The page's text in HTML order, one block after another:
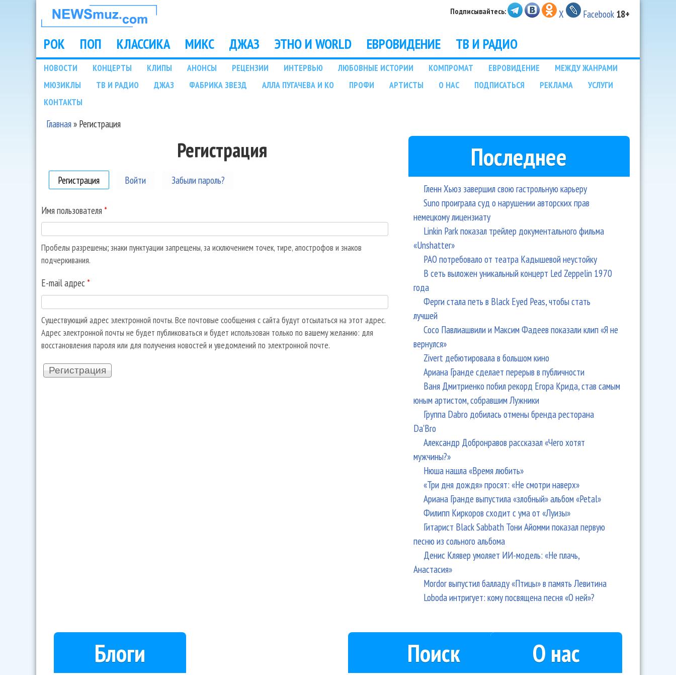
НОВОСТИ
МУЗЫКИ И
ШОУ БИЗНЕСА
NEWSMUZ.COM
Подписывайтесь: X Facebook 18+
Main menu
РОК ПОП КЛАССИКА МИКС ДЖАЗ ЭТНО И WORLD ЕВРОВИДЕНИЕ ТВ И РАДИО
Подразделы
НОВОСТИ КОНЦЕРТЫ КЛИПЫ АНОНСЫ РЕЦЕНЗИИ ИНТЕРВЬЮ ЛЮБОВНЫЕ ИСТОРИИ КОМПРОМАТ ЕВРОВИДЕНИЕ
МЕЖДУ ЖАНРАМИ
МЮЗИКЛЫ
ТВ И РАДИО ДЖАЗ ФАБРИКА ЗВЕЗД АЛЛА ПУГАЧЕВА И КО ПРОФИ АРТИСТЫ О НАС ПОДПИСАТЬСЯ РЕКЛАМА
УСЛУГИ
КОНТАКТЫ
Главная» Регистрация
Регистрация
Регистрация (активная вкладка)
Войти Забыли пароль?
Имя пользователя *
Пробелы разрешены; знаки пунктуации запрещены, за исключением точек, тире, апострофов и знаков
подчеркивания.
E-mail адрес *
Существующий адрес электронной почты. Все почтовые сообщения с сайта будут отсылаться на этот адрес.
Адрес электронной почты не будет публиковаться и будет использован только по вашему желанию: для
восстановления пароля или для получения новостей и уведомлений по электронной почте.
Последнее
Гленн Хьюз завершил свою гастрольную карьеру
Suno проиграла суд о нарушении авторских прав
немецкому лицензиату
Linkin Park показал трейлер документального фильма
«Unshatter»
РАО потребовало от театра Кадышевой неустойку
В сеть выложен уникальный концерт Led Zeppelin 1970
года
Ферги стала петь в Black Eyed Peas, чтобы стать
лучшей
Сосо Павлиашвили и Максим Фадеев показали клип «Я не
вернулся»
Zivert дебютировала в большом кино
Ариана Гранде сделает перерыв в публичности
Ваня Дмитриенко побил рекорд Егора Крида, став самым
юным артистом, собравшим Лужники
Группа Dabro добилась отмены бренда ресторана
Da'Bro
Александр Добронравов рассказал «Чего хотят
мужчины?»
Нюша нашла «Время любить»
«Три дня дождя» просят: «Не смотри наверх»
Ариана Гранде выпустила «злобный» альбом «Petal»
Филипп Киркоров сходит с ума от «Луизы»
Гитарист Black Sabbath Тони Айомми показал первую
песню из сольного альбома
Денис Клявер умоляет ИИ-модель: «Не плачь,
Анастасия»
Mordor выпустил балладу «Птицы» в память Левитина
Loboda интригует: кому посвящена песня «О ней»?
Блоги Поиск О нас